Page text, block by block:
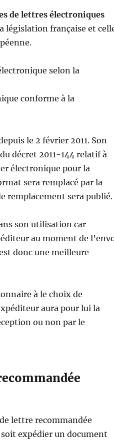
de lettres électroniques
législation française et
selon la
conforme à la
le 2 février 2011. Son
décret 2011-144 relatif à
électronique pour la
sera remplacé par la
remplacement sera publié.
son utilisation car
au moment de
donc une meilleure
à le choix de
aura pour lui la
ou non par le
lettre recommandée
expédier un document